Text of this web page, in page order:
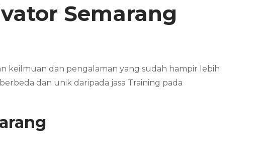
Semarang
keilmuan dan pengalaman yang sudah hampir lebih
dan unik daripada jasa Training pada